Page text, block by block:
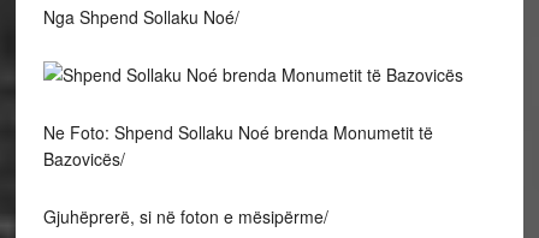
Nga Shpend Sollaku Noé/
Ne Foto: Shpend Sollaku Noé brenda Monumetit të
Bazovicës/
Gjuhëprerë, si në foton e mësipërme/